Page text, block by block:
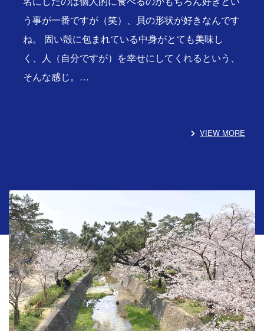
う事が一番ですが（笑）、貝の形状が好きなんです
ね。 固い殻に包まれている中身がとても美味し
く、人（自分ですが）を幸せにしてくれるという、
そんな感じ。…
VIEW MORE